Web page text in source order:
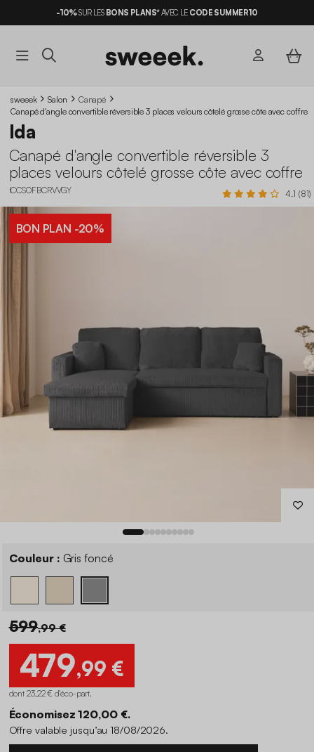
-10%SUR LES BONS PLANS*AVEC LE CODE SUMMER10
sweeek Salon
Canapé
Canapé d'angle convertible réversible 3 places velours côtelé grosse côte avec coffre
Ida
Canapé d'angle convertible réversible 3
places velours côtelé grosse côte avec coffre
ICCSOFBCRVVGY 4.1 (81)
BON PLAN -20%
Couleur : Gris foncé
599,99 €
479,99 €
dont 23,22 € d'éco-part.
Économisez 120,00 €.
Offre valable jusqu’au 18/08/2026.